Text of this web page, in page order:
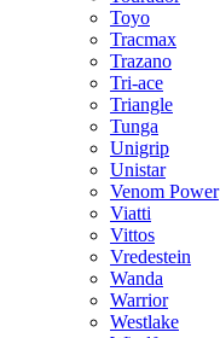
Toyo
Tracmax
Trazano
Tri-ace
Triangle
Tunga
Unigrip
Unistar
Venom Power
Viatti
Vittos
Vredestein
Wanda
Warrior
Westlake